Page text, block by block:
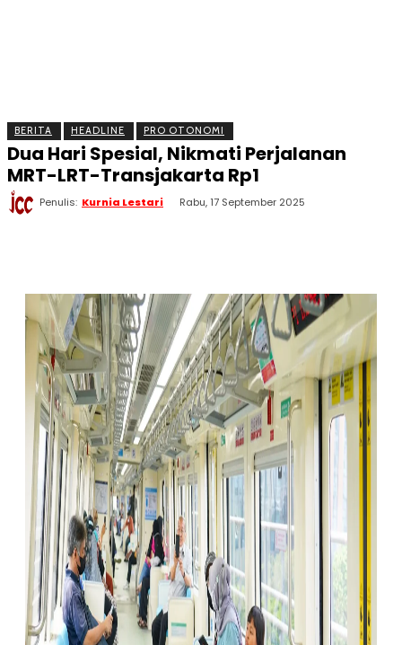
BERITA HEADLINE PRO OTONOMI
Dua Hari Spesial, Nikmati Perjalanan
MRT-LRT-Transjakarta Rp1
Penulis: Kurnia Lestari Rabu, 17 September 2025